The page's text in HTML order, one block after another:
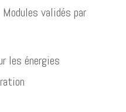
validés par
les énergies